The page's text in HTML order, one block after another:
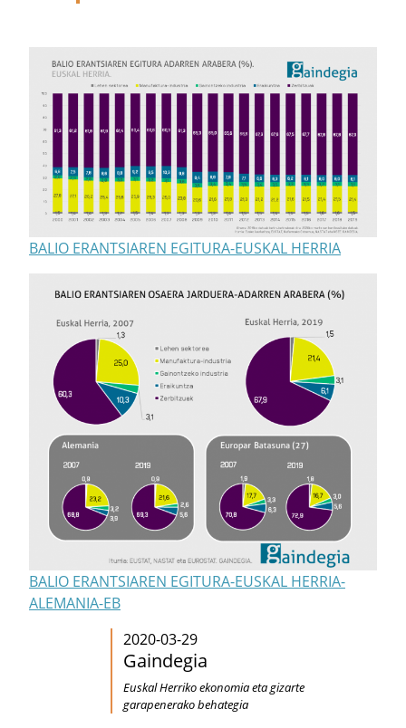
BALIO ERANTSIAREN EGITURA-EUSKAL HERRIA
BALIO ERANTSIAREN EGITURA-EUSKAL HERRIA-
ALEMANIA-EB
2020-03-29
Gaindegia
Euskal Herriko ekonomia eta gizarte
garapenerako behategia